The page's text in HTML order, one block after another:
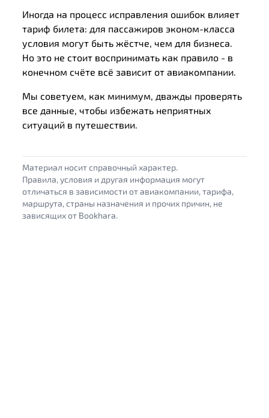
Иногда на процесс исправления ошибок влияет
тариф билета: для пассажиров эконом-класса
условия могут быть жёстче, чем для бизнеса.
Но это не стоит воспринимать как правило - в
конечном счёте всё зависит от авиакомпании.
Мы советуем, как минимум, дважды проверять
все данные, чтобы избежать неприятных
ситуаций в путешествии.
Материал носит справочный характер.
Правила, условия и другая информация могут
отличаться в зависимости от авиакомпании, тарифа,
маршрута, страны назначения и прочих причин, не
зависящих от Bookhara.